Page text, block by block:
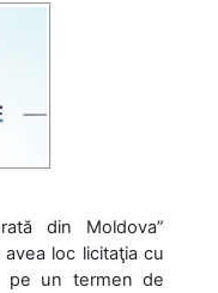
din Moldova”
loc licitaţia cu
pe un termen de